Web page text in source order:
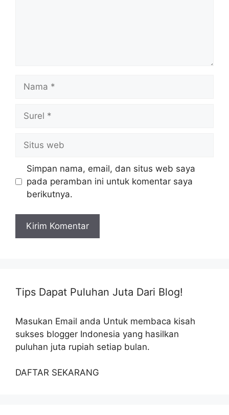
Nama
Surel
Situs
web
Simpan nama, email, dan situs web saya
pada peramban ini untuk komentar saya
berikutnya.
Tips Dapat Puluhan Juta Dari Blog!
Masukan Email anda Untuk membaca kisah
sukses blogger Indonesia yang hasilkan
puluhan juta rupiah setiap bulan.
DAFTAR SEKARANG